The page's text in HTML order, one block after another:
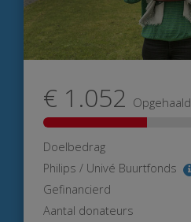
€ 1.052 Opgehaald
Doelbedrag
Philips / Univé Buurtfonds
Gefinancierd
Aantal donateurs